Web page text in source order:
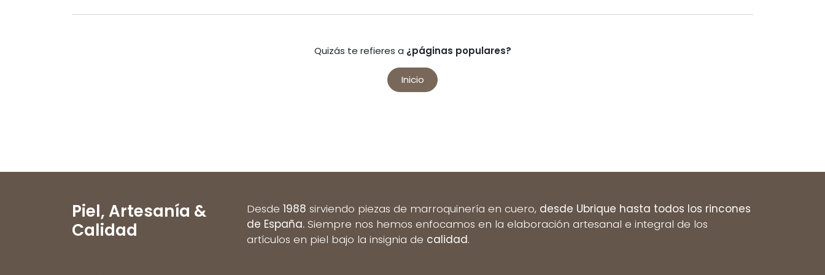
Quizás te refieres a ¿páginas populares?
Inicio
Piel,Artesanía &
Calidad
Desde 1988 sirviendo piezas de marroquinería en cuero, desde Ubrique hasta todos los rincones
de España. Siempre nos hemos enfocamos en la elaboración artesanal e integral de los
artículos en piel bajo la insignia de calidad.